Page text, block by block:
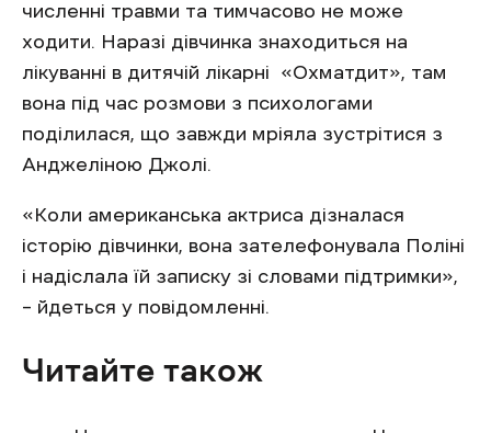
численні травми та тимчасово не може
ходити. Наразі дівчинка знаходиться на
лікуванні в дитячій лікарні ‎«Охматдит‎», там
вона під час розмови з психологами
поділилася, що завжди мріяла зустрітися з
Анджеліною Джолі.
‎«Коли американська актриса дізналася
історію дівчинки, вона зателефонувала Поліні
і надіслала їй записку зі словами підтримки‎»,
– йдеться у повідомленні.
Читайте також